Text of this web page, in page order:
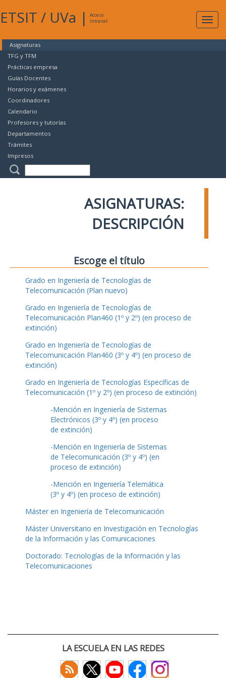
ETSIT / UVa |
Acceso
Intranet
Asignaturas
TFG y TFM
Prácticas empresa
Guías Docentes
Horarios y exámenes
Coordinadores
Calendario
Profesores y tutorías
Departamentos
Trámites
Impresos
ASIGNATURAS:
DESCRIPCIÓN
Escoge el título
Grado en Ingeniería de Tecnologías de
Telecomunicación (Plan nuevo)
Grado en Ingeniería de Tecnologías de
Telecomunicación Plan460 (1º y 2º) (en proceso de
extinción)
Grado en Ingeniería de Tecnologías de
Telecomunicación Plan460 (3º y 4º) (en proceso de
extinción)
Grado en Ingeniería de Tecnologías Específicas de
Telecomunicación (1º y 2º) (en proceso de extinción)
-Mención en Ingeniería de Sistemas
Electrónicos (3º y 4º) (en proceso
de extinción)
-Mención en Ingeniería de Sistemas
de Telecomunicación (3º y 4º) (en
proceso de extinción)
-Mención en Ingeniería Telemática
(3º y 4º) (en proceso de extinción)
Máster en Ingeniería de Telecomunicación
Máster Universitario en Investigación en Tecnologías
de la Información y las Comunicaciones
Doctorado: Tecnologías de la Información y las
Telecomunicaciones
LA ESCUELA EN LAS REDES